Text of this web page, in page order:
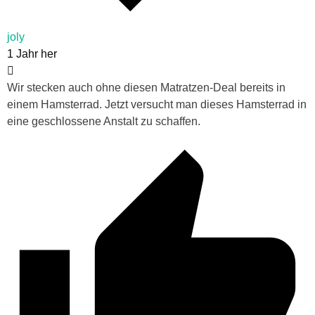
joly
1 Jahr her
Wir stecken auch ohne diesen Matratzen-Deal bereits in
einem Hamsterrad. Jetzt versucht man dieses Hamsterrad in
eine geschlossene Anstalt zu schaffen.